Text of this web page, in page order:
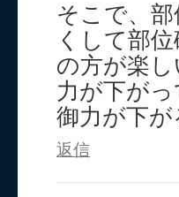
そこで、
くして部
の方が楽
力が下が
御力が下が
返信